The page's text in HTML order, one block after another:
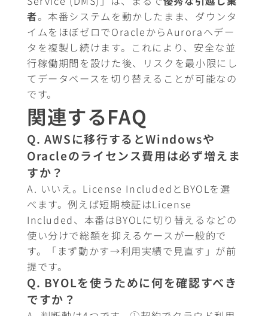
者。本番システムを動かしたまま、ダウンタ
イムをほぼゼロでOracleからAuroraへデー
タを複製し続けます。これにより、安全な並
行稼働期間を設けた後、リスクを最小限にし
てデータベースを切り替えることが可能なの
です。
関連するFAQ
Q. AWSに移行するとWindowsや
Oracleのライセンス費用は必ず増えま
すか？
A. いいえ。License IncludedとBYOLを選
べます。例えば短期検証はLicense
Included、本番はBYOLに切り替えるなどの
使い分けで総額を抑えるケースが一般的で
す。「まず動かす→利用実績で見直す」が前
提です。
Q. BYOLを使うために何を確認すべき
ですか？